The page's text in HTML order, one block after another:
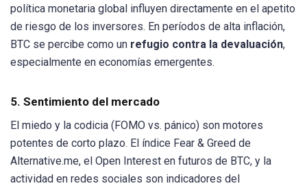
política monetaria global influyen directamente en el apetito
de riesgo de los inversores. En períodos de alta inflación,
BTC se percibe como un refugio contra la devaluación,
especialmente en economías emergentes.
5. Sentimiento del mercado
El miedo y la codicia (FOMO vs. pánico) son motores
potentes de corto plazo. El índice Fear & Greed de
Alternative.me, el Open Interest en futuros de BTC, y la
actividad en redes sociales son indicadores del